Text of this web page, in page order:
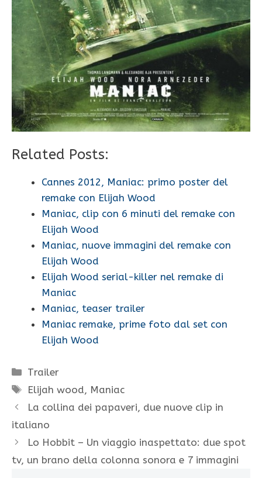
Related Posts:
Cannes 2012, Maniac: primo poster del
remake con Elijah Wood
Maniac, clip con 6 minuti del remake con
Elijah Wood
Maniac, nuove immagini del remake con
Elijah Wood
Elijah Wood serial-killer nel remake di
Maniac
Maniac, teaser trailer
Maniac remake, prime foto dal set con
Elijah Wood
Categorie
Trailer
Tag
Elijah wood, Maniac
La collina dei papaveri, due nuove clip in
italiano
Lo Hobbit – Un viaggio inaspettato: due spot
tv, un brano della colonna sonora e 7 immagini